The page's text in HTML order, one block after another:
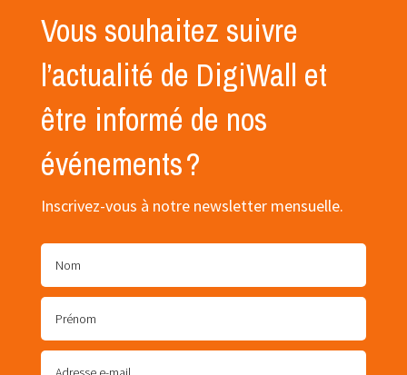
Vous souhaitez suivre
l’actualité de DigiWall et
être informé de nos
événements ?
Inscrivez-vous à notre newsletter mensuelle.